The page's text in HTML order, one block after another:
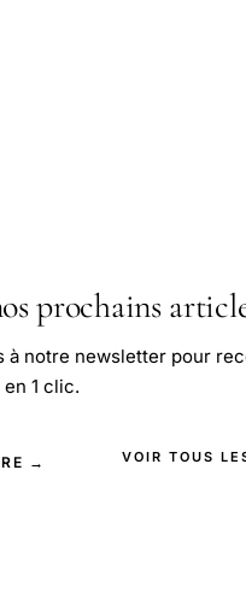
prochains
à notre newsletter pour
1 clic.
→ VOIR TOUS